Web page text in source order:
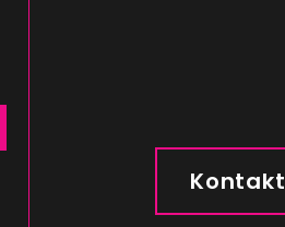
Kontakt